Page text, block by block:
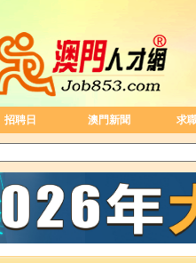
招聘日 澳門新聞 求